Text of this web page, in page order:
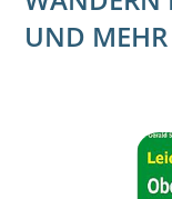
UND MEHR